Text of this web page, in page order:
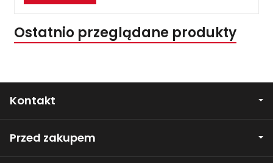
Ostatnio przeglądane produkty
Kontakt
Przed zakupem